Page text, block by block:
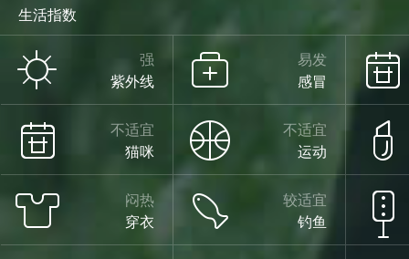
生活指数
强
紫外线
易发
感冒
不适宜
猫咪
不适宜
运动
闷热
穿衣
较适宜
钓鱼